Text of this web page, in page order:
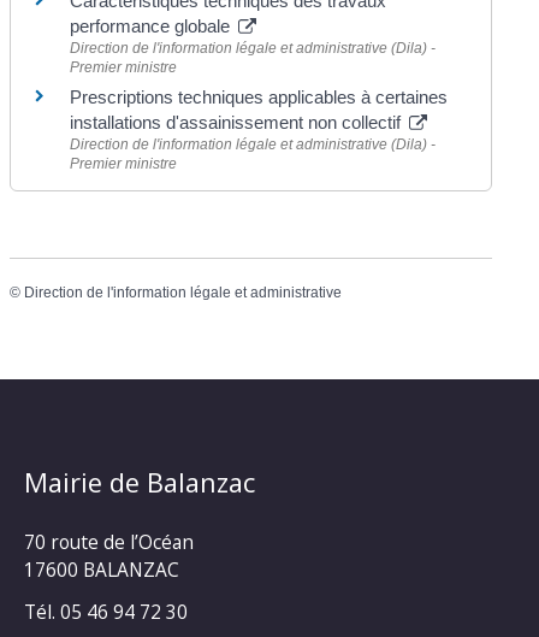
performance globale
Direction de l'information légale et administrative (Dila) -
Premier ministre
Prescriptions techniques applicables à certaines
installations d'assainissement non collectif
Direction de l'information légale et administrative (Dila) -
Premier ministre
© Direction de l'information légale et administrative
Mairie de Balanzac
70 route de l’Océan
17600 BALANZAC
Tél. 05 46 94 72 30